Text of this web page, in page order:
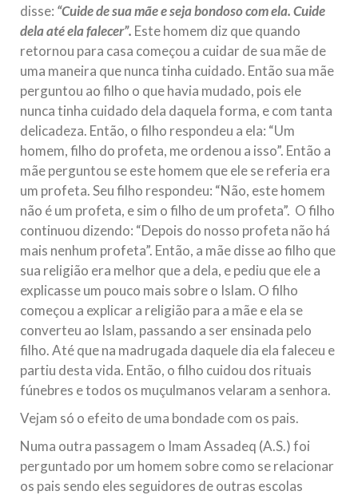
disse: “Cuide de sua mãe e seja bondoso com ela. Cuide
dela até ela falecer”. Este homem diz que quando
retornou para casa começou a cuidar de sua mãe de
uma maneira que nunca tinha cuidado. Então sua mãe
perguntou ao filho o que havia mudado, pois ele
nunca tinha cuidado dela daquela forma, e com tanta
delicadeza. Então, o filho respondeu a ela: “Um
homem, filho do profeta, me ordenou a isso”. Então a
mãe perguntou se este homem que ele se referia era
um profeta. Seu filho respondeu: “Não, este homem
não é um profeta, e sim o filho de um profeta”. O filho
continuou dizendo: “Depois do nosso profeta não há
mais nenhum profeta”. Então, a mãe disse ao filho que
sua religião era melhor que a dela, e pediu que ele a
explicasse um pouco mais sobre o Islam. O filho
começou a explicar a religião para a mãe e ela se
converteu ao Islam, passando a ser ensinada pelo
filho. Até que na madrugada daquele dia ela faleceu e
partiu desta vida. Então, o filho cuidou dos rituais
fúnebres e todos os muçulmanos velaram a senhora.
Vejam só o efeito de uma bondade com os pais.
Numa outra passagem o Imam Assadeq (A.S.) foi
perguntado por um homem sobre como se relacionar
os pais sendo eles seguidores de outras escolas